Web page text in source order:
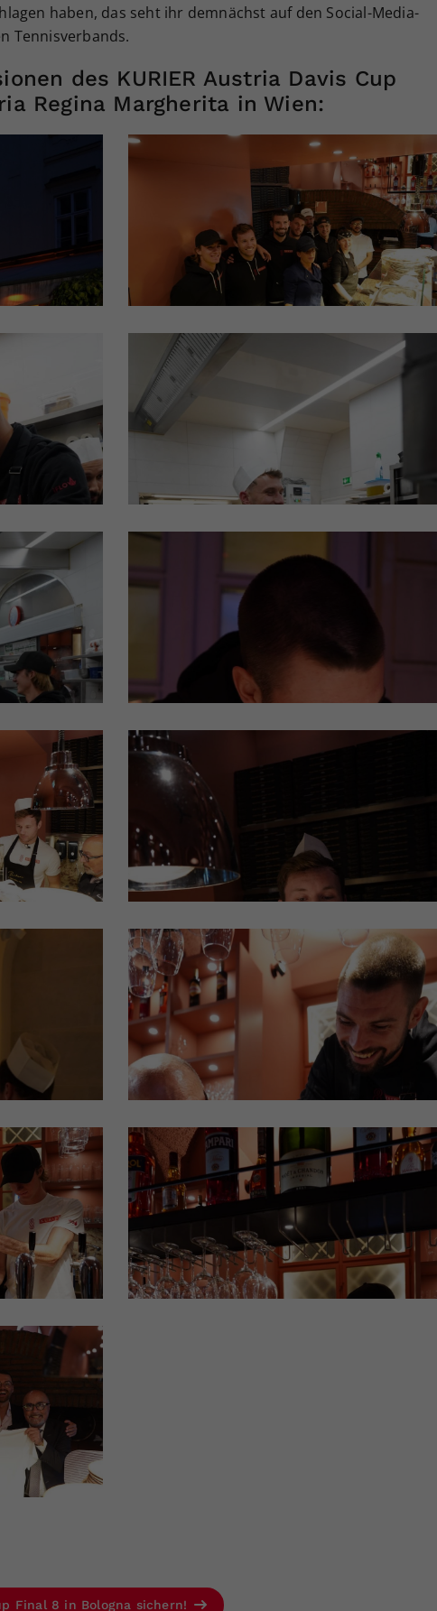
haben, das seht ihr demnächst auf den Social-Media-
Tennisverbands.
des KURIER Austria Davis Cup
Regina Margherita in Wien:
Final 8 in Bologna sichern!